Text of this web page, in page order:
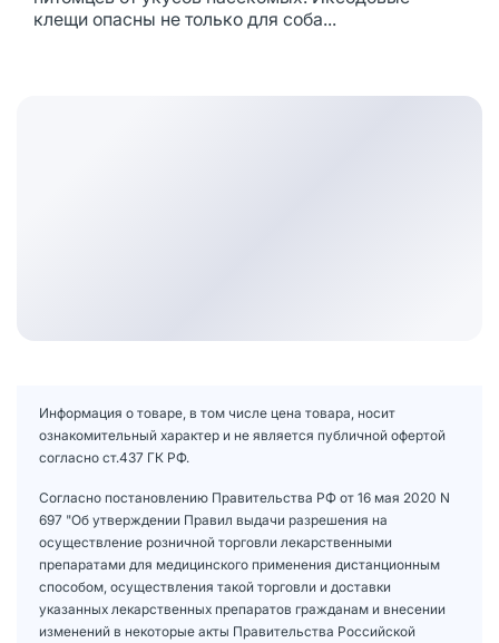
клещи опасны не только для соба...
Информация о товаре, в том числе цена товара, носит
ознакомительный характер и не является публичной офертой
согласно ст.437 ГК РФ.
Согласно постановлению Правительства РФ от 16 мая 2020 N
697 "Об утверждении Правил выдачи разрешения на
осуществление розничной торговли лекарственными
препаратами для медицинского применения дистанционным
способом, осуществления такой торговли и доставки
указанных лекарственных препаратов гражданам и внесении
изменений в некоторые акты Правительства Российской